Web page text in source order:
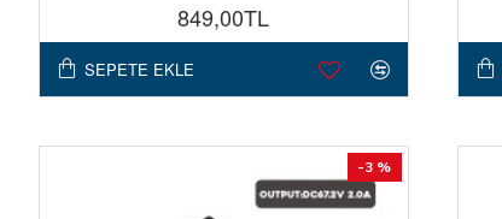
849,00TL
SEPETE EKLE
-3 %